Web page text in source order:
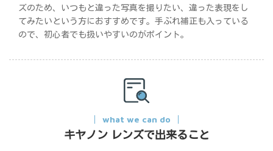
ズのため、いつもと違った写真を撮りたい、違った表現をし
てみたいという方におすすめです。手ぶれ補正も入っている
ので、初心者でも扱いやすいのがポイント。
what we can do
キヤノン レンズで出来ること